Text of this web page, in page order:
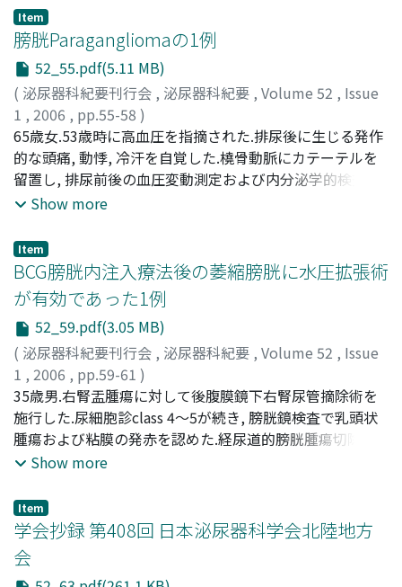
えて受診した.右尿管結石の診断で経過観察を行った.赤外
線分光分析により, 成分はケイ酸と考えた.メタケイ酸アル
ミン酸マグネシウム製剤およびケイ酸マグネシウム配合剤
の長期投与を受けていたことが判明し, 他の消化性潰瘍治
療薬に変更された.症例2(71歳男).無症候性肉眼的血尿が出
現した.腹部CTにて右下部尿管に一致して結石が疑われる
高吸収域を認めた.赤外線分光分析では, 成分は少量のシュ
ウ酸カルシウムを含むケイ酸であった.ケイ酸マグネシウ
ム配合剤を2年間受けていたため, これを中止とした
Item
膀胱Paragangliomaの1例
52_55.pdf(5.11 MB)
( 泌尿器科紀要刊行会 , 泌尿器科紀要 , Volume 52 , Issue
1 , 2006 , pp.55-58 )
波多野, 浩士;市丸, 直嗣;高尾, 徹也;吉村, 一宏;奥山, 明彦
高桑, 徹也;青笹, 克之;中田, 悠紀;奥本, 泰士;平岡, 久豊;
Hatano, Koji;Ichimaru, Naotsugu;Takao, Tetsuya;
Yoshimura, Kazuhiro
Yasushi
65歳女.53歳時に高血圧を指摘された.排尿後に生じる発作
的な頭痛, 動悸, 冷汗を自覚した.橈骨動脈にカテーテルを
留置し, 排尿前後の血圧変動測定および内分泌学的検査を
施行した.131I-MIBGシンチグラフィーを施行し, 膀胱
圧をコントロールした後, 膀胱腫瘍摘出術を施行した.骨盤
内リンパ節の腫大は認めなかった.病理組織学的により膀
胱paragangliomaと診断した.術後, 排尿後発作は消失した.
内分泌学的検査にて血中, 尿中カテコラミンは正常範囲と
なった.術後4ヵ月経過したが, 再発は認めていない
Show more
Item
BCG膀胱内注入療法後の萎縮膀胱に水圧拡張術
が有効であった1例
52_59.pdf(3.05 MB)
( 泌尿器科紀要刊行会 , 泌尿器科紀要 , Volume 52 , Issue
1 , 2006 , pp.59-61 )
澤田, 篤郎;八木橋, 祐亮;河瀬, 紀夫;福澤, 重樹;Sawada,
Atsuro;Yagihashi, Yuusuke;Kawase, Norio;Fukuzawa,
Shigeki
35歳男.右腎盂腫瘍に対して後腹膜鏡下右腎尿管摘除術を
施行した.尿細胞診class 4～5が続き, 膀胱鏡検査で乳頭状
腫瘍および粘膜の発赤を認めた.経尿道的膀胱腫瘍切除術
の病理組織結果はTCC, G2, pTisおよびpT2aであった.上皮
回目より排尿時痛・頻尿を訴えたが, 抗コリン剤, 非ステロ
イド抗炎症薬を併用し6回まで行った.膀胱内注入療法終了
後も排尿時痛・頻尿は増悪し排尿頻度は1時間に1回まで増
加, 1回排尿量は30～50mlまで減少した.BCG膀注に伴う萎
Show more
Item
学会抄録 第408回 日本泌尿器科学会北陸地方
会